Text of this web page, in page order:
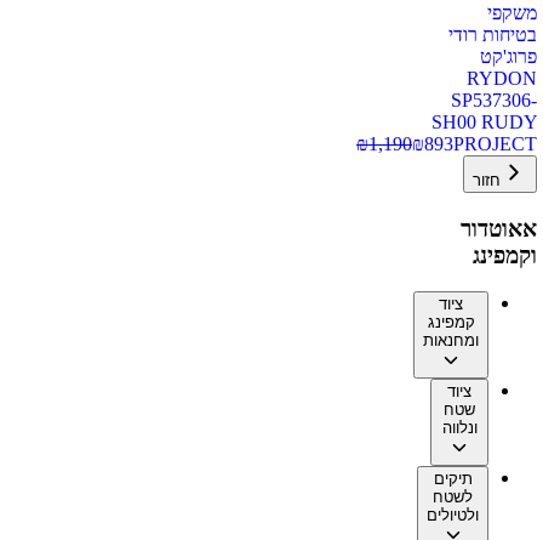
משקפי
בטיחות רודי
פרוג'קט
RYDON
SP537306-
SH00 RUDY
PROJECT
₪893
₪1,190
חזור
אאוטדור
וקמפינג
ציוד
קמפינג
ומחנאות
ציוד
שטח
ונלווה
תיקים
לשטח
ולטיולים